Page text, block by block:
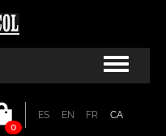
ES EN FR
CA
0